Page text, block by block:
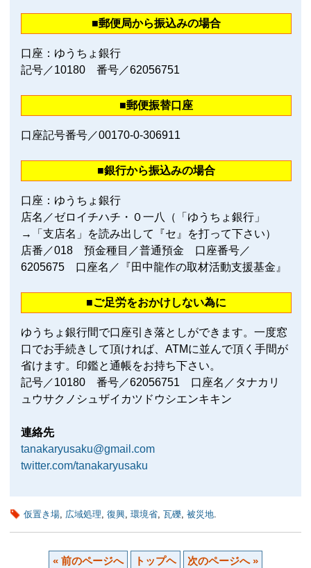
■郵便局から振込みの場合
口座：ゆうちょ銀行
記号／10180 番号／62056751
■郵便振替口座
口座記号番号／00170‐0‐306911
■銀行から振込みの場合
口座：ゆうちょ銀行
店名／ゼロイチハチ・０一八（「ゆうちょ銀行」
→「支店名」を読み出して『セ』を打って下さい）
店番／018 預金種目／普通預金 口座番号／
6205675 口座名／『田中龍作の取材活動支援基金』
■ご足労をおかけしない為に
ゆうちょ銀行間で口座引き落としができます。一度窓
口でお手続きして頂ければ、ATMに並んで頂く手間が
省けます。印鑑と通帳をお持ち下さい。
記号／10180 番号／62056751 口座名／タナカリ
ュウサクノシュザイカツドウシエンキキン
連絡先
tanakaryusaku@gmail.com
twitter.com/tanakaryusaku
仮置き場 広域処理 復興 環境省 瓦礫 被災地
« 前のページへ トップヘ 次のページへ »